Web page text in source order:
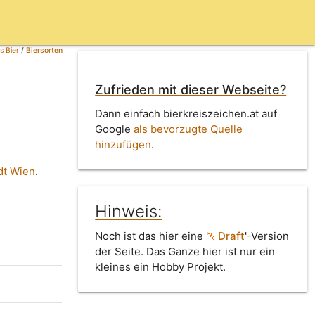
Bier/Biersorten
Wien.
Zufrieden mit dieser Webseite?
Dann einfach bierkreiszeichen.at auf
Googleals bevorzugte Quelle
hinzufügen.
Hinweis:
Noch ist das hier eine ' Draft'-Version
der Seite. Das Ganze hier ist nur ein
kleines ein Hobby Projekt.